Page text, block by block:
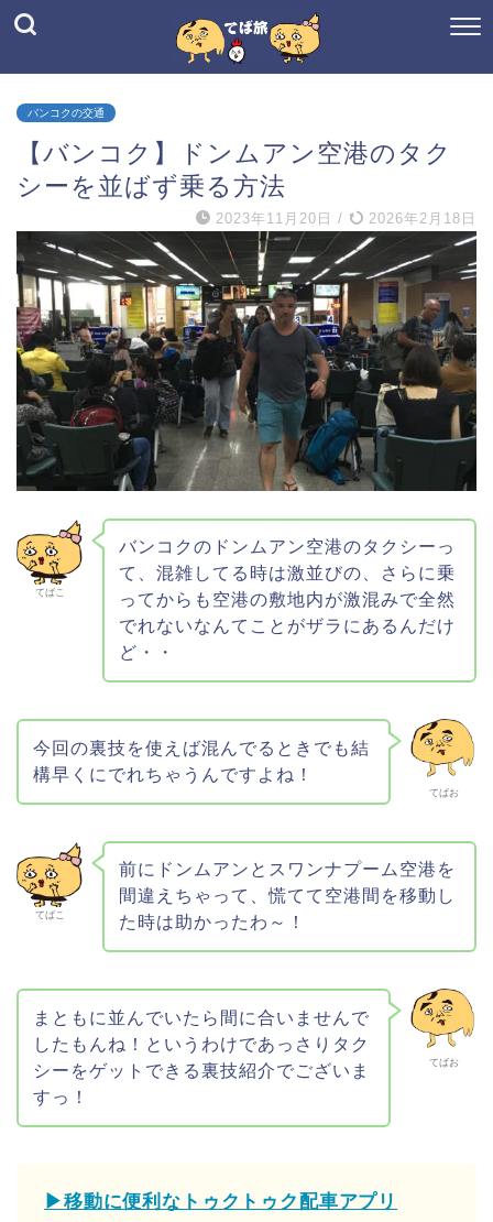
バンコクの交通
【バンコク】ドンムアン空港のタク
シーを並ばず乗る方法
2023年11月20日 / 2026年2月18日
てばこ
バンコクのドンムアン空港のタクシーっ
て、混雑してる時は激並びの、さらに乗
ってからも空港の敷地内が激混みで全然
でれないなんてことがザラにあるんだけ
ど・・
てばお
今回の裏技を使えば混んでるときでも結
構早くにでれちゃうんですよね！
てばこ
前にドンムアンとスワンナプーム空港を
間違えちゃって、慌てて空港間を移動し
た時は助かったわ～！
てばお
まともに並んでいたら間に合いませんで
したもんね！というわけであっさりタク
シーをゲットできる裏技紹介でございま
すっ！
▶移動に便利なトゥクトゥク配車アプリ